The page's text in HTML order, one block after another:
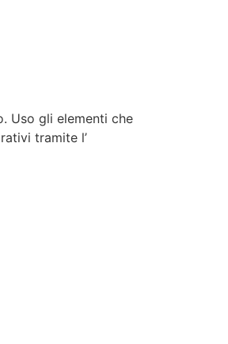
Uso gli elementi che
tramite l’